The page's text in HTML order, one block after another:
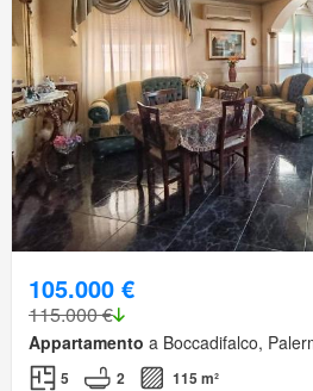
105.000 €
115.000 €
Appartamento a Boccadifalco,
5 2 115 m²